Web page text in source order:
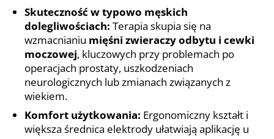
Skuteczność w typowo męskich
dolegliwościach: Terapia skupia się na
wzmacnianiu mięśni zwieraczy odbytu i cewki
moczowej, kluczowych przy problemach po
operacjach prostaty, uszkodzeniach
neurologicznych lub zmianach związanych z
wiekiem.
Komfort użytkowania: Ergonomiczny kształt i
większa średnica elektrody ułatwiają aplikację u